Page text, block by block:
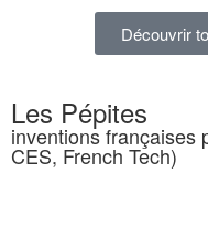
Découvrir
Les Pépites
inventions françaises
CES, French Tech)